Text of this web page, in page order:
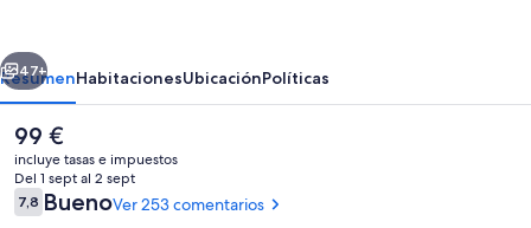
Intelier
Hotels
&
Suites
Siguiente
47+
ResumenHabitacionesUbicaciónPolíticas
El
precio
actual
es
de
99 €
incluye tasas e impuestos
Del 1 sept al 2 sept
Comentarios
7,87,8 de 10
BuenoVer 253 comentarios